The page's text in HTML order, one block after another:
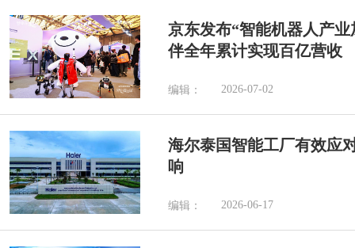
京东发布“智能机器人产
伴全年累计实现百亿营收
编辑： 2026-07-02
海尔泰国智能工厂有效应
响
编辑： 2026-06-17